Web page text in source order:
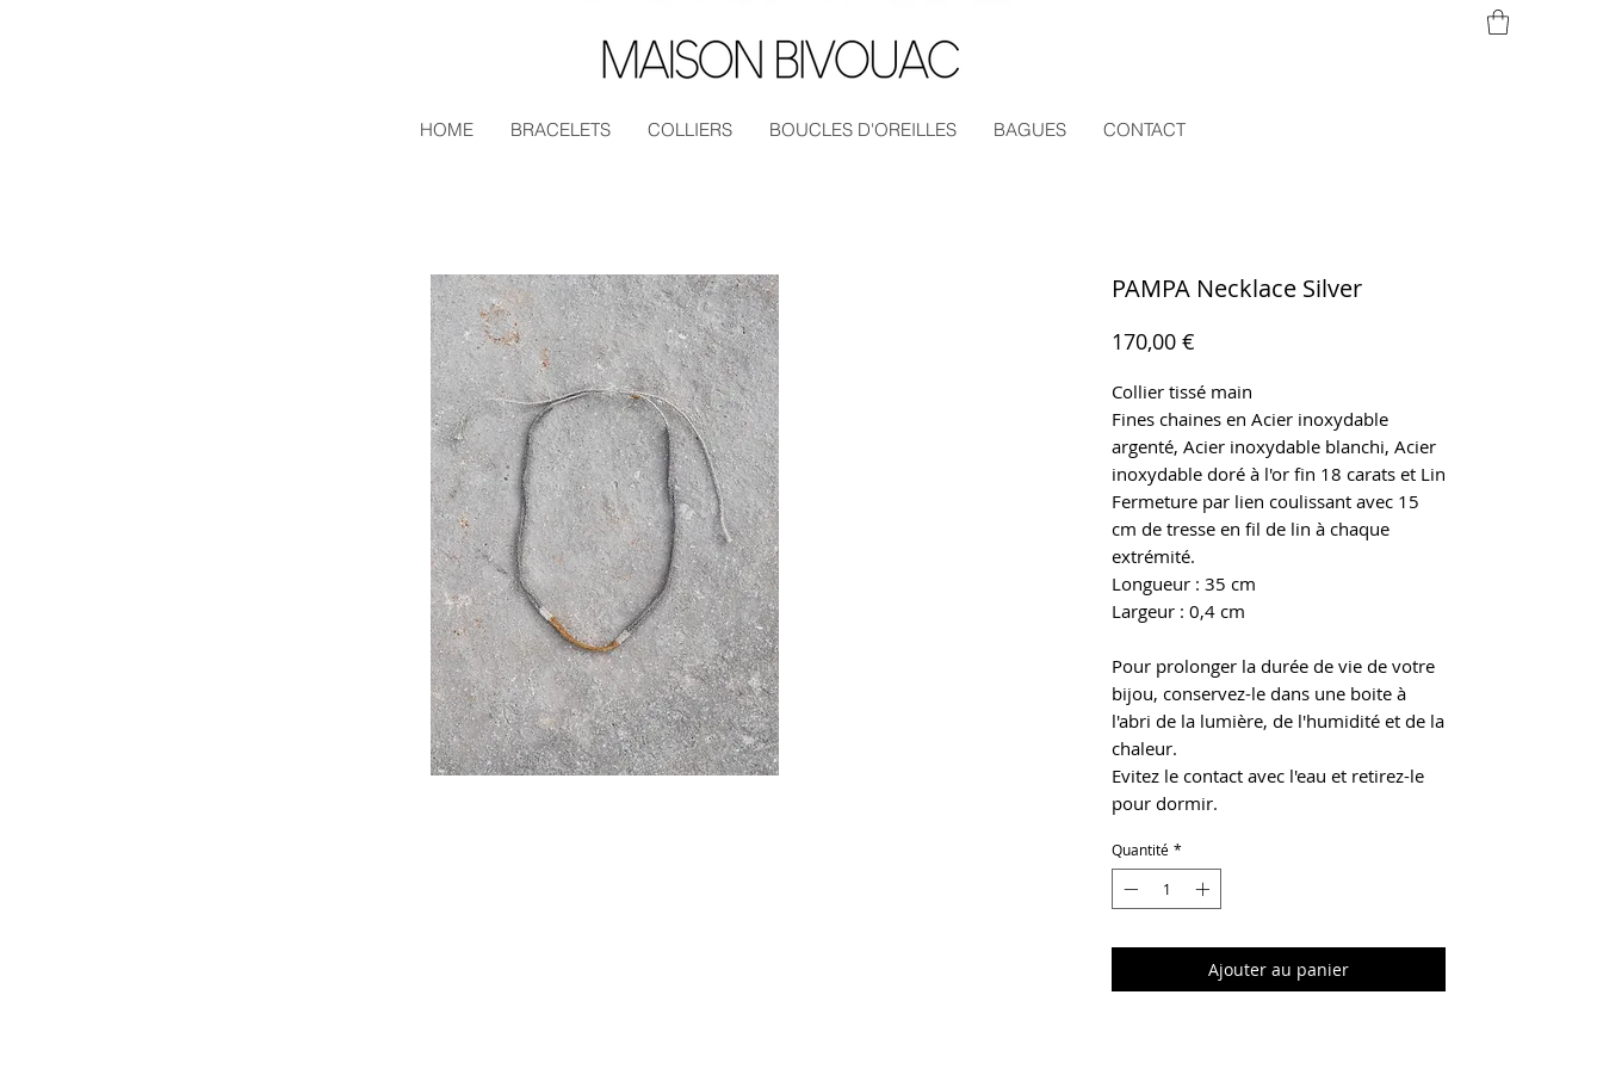
HOME BRACELETS COLLIERS BOUCLES D'OREILLES BAGUES CONTACT
PAMPA Necklace Silver
170,00 €
Collier tissé main
Fines chaines en Acier inoxydable
argenté, Acier inoxydable blanchi, Acier
inoxydable doré à l'or fin 18 carats et Lin
Fermeture par lien coulissant avec 15
cm de tresse en fil de lin à chaque
extrémité.
Longueur : 35 cm
Largeur : 0,4 cm
Pour prolonger la durée de vie de votre
bijou, conservez-le dans une boite à
l'abri de la lumière, de l'humidité et de la
chaleur.
Evitez le contact avec l'eau et retirez-le
pour dormir.
Quantité *
Ajouter au panier